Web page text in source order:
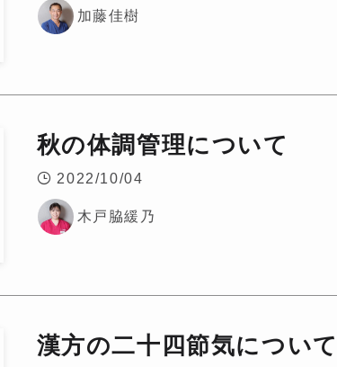
加藤佳樹
秋の体調管理について
2022/10/04
木戸脇緩乃
漢方の二十四節気につい